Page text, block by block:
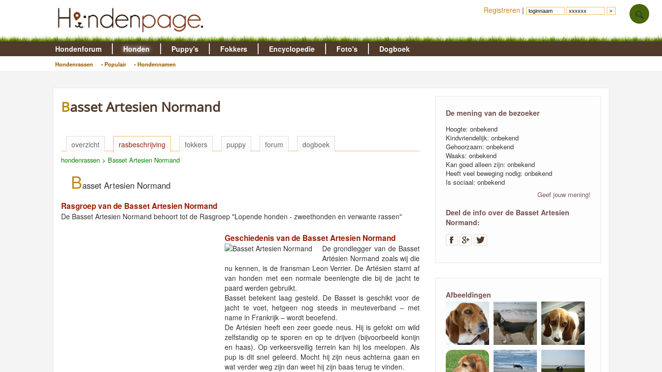
Hondenforum Honden
Hondenrassen • Populair • Hondennamen
Puppy's Fokkers Encyclopedie Foto's Dogboek
Basset Artesien Normand
overzicht rasbeschrijving fokkers puppy forum dogboek
hondenrassen > Basset Artesien Normand
Basset Artesien Normand
Rasgroep van de Basset Artesien Normand
De Basset Artesien Normand behoort tot de Rasgroep "Lopende honden - zweethonden en verwante rassen"
Geschiedenis van de Basset Artesien Normand
De grondlegger van de Basset
Artésien Normand zoals wij die
nu kennen, is de fransman Leon Verrier. De Artésien stamt af
van honden met een normale beenlengte die bij de jacht te
paard werden gebruikt.
Basset betekent laag gesteld. De Basset is geschikt voor de
jacht te voet, hetgeen nog steeds in meuteverband – met
name in Frankrijk – wordt beoefend.
De Artésien heeft een zeer goede neus. Hij is gefokt om wild
zelfstandig op te sporen en op te drijven (bijvoorbeeld konijn
en haas). Op verkeersveilig terrein kan hij los meelopen. Als
pup is dit snel geleerd. Mocht hij zijn neus achterna gaan en
wat verder weg zijn dan weet hij zijn baas terug te vinden.
De mening van de bezoeker
Hoogte: onbekend
Kindvriendelijk: onbekend
Gehoorzaam: onbekend
Waaks: onbekend
Kan goed alleen zijn: onbekend
Heeft veel beweging nodig: onbekend
Is sociaal: onbekend
Geef jouw mening!
Deel de info over de Basset Artesien
Normand:
Afbeeldingen
Registreren |